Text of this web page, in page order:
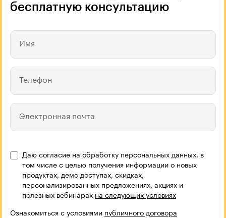
бесплатную консультацию
Имя
Телефон
Электронная почта
Название компании
Даю согласие на обработку персональных данных, в
том числе с целью получения информации о новых
продуктах, демо доступах, скидках,
персонализированных предложениях, акциях и
полезных вебинарах на следующих условиях
Ознакомиться с условиями публичного договора